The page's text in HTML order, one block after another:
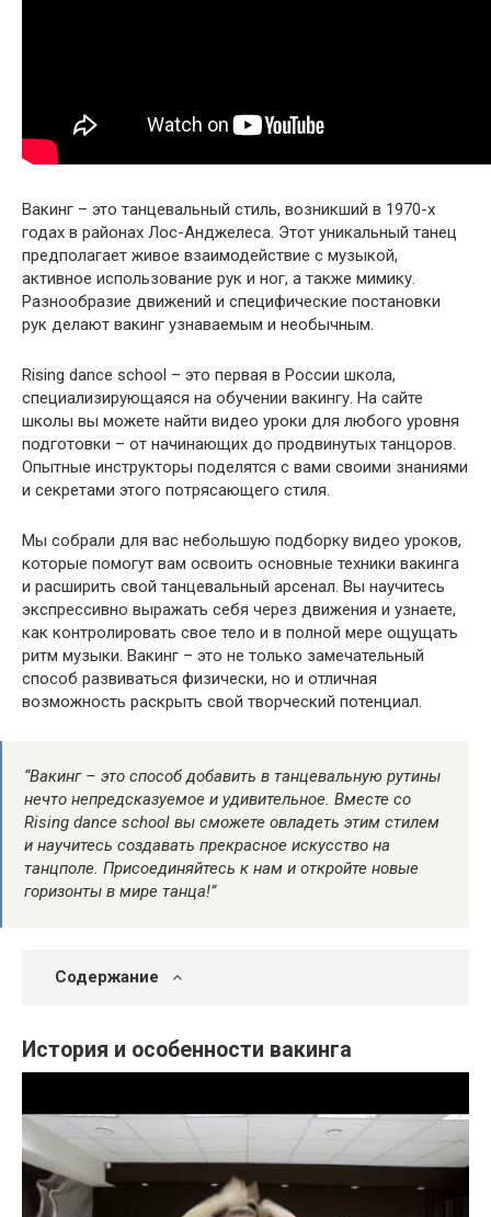
Вакинг – это танцевальный стиль, возникший в 1970-х
годах в районах Лос-Анджелеса. Этот уникальный танец
предполагает живое взаимодействие с музыкой,
активное использование рук и ног, а также мимику.
Разнообразие движений и специфические постановки
рук делают вакинг узнаваемым и необычным.
Rising dance school – это первая в России школа,
специализирующаяся на обучении вакингу. На сайте
школы вы можете найти видео уроки для любого уровня
подготовки – от начинающих до продвинутых танцоров.
Опытные инструкторы поделятся с вами своими знаниями
и секретами этого потрясающего стиля.
Мы собрали для вас небольшую подборку видео уроков,
которые помогут вам освоить основные техники вакинга
и расширить свой танцевальный арсенал. Вы научитесь
экспрессивно выражать себя через движения и узнаете,
как контролировать свое тело и в полной мере ощущать
ритм музыки. Вакинг – это не только замечательный
способ развиваться физически, но и отличная
возможность раскрыть свой творческий потенциал.
“Вакинг – это способ добавить в танцевальную рутины
нечто непредсказуемое и удивительное. Вместе со
Rising dance school вы сможете овладеть этим стилем
и научитесь создавать прекрасное искусство на
танцполе. Присоединяйтесь к нам и откройте новые
горизонты в мире танца!”
Содержание
История и особенности вакинга